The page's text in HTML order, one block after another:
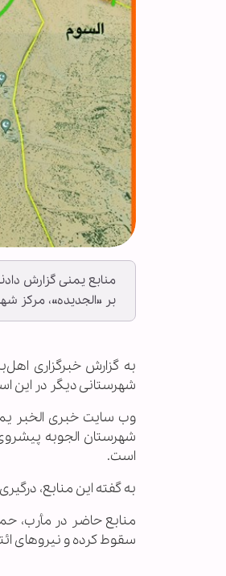
منابع یمنی گزارش
بر «الجدیده»، مرکز
به گزارش خبرگزاری
شهرستانی دیگر در این
وب سایت خبری الخبر
شهرستان الجوبه
است.
به گفته این منابع،
منابع حاضر در مأرب،
سقوط کرده و نیروهای